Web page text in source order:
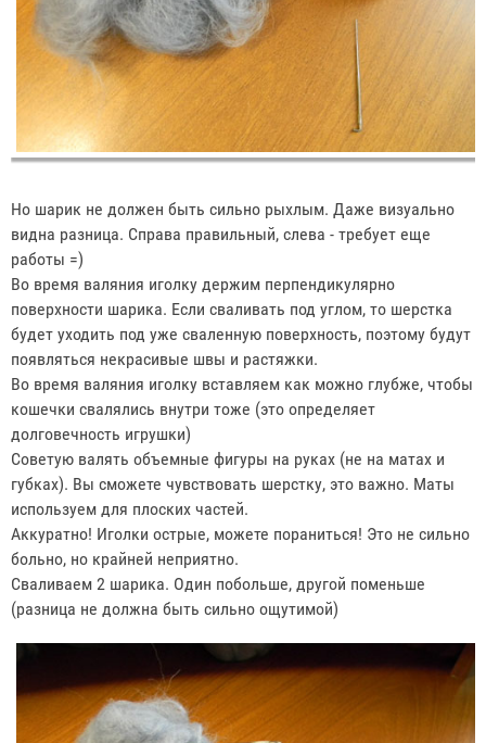
Но шарик не должен быть сильно рыхлым. Даже визуально
видна разница. Справа правильный, слева - требует еще
работы =)
Во время валяния иголку держим перпендикулярно
поверхности шарика. Если сваливать под углом, то шерстка
будет уходить под уже сваленную поверхность, поэтому будут
появляться некрасивые швы и растяжки.
Во время валяния иголку вставляем как можно глубже, чтобы
кошечки свалялись внутри тоже (это определяет
долговечность игрушки)
Советую валять объемные фигуры на руках (не на матах и
губках). Вы сможете чувствовать шерстку, это важно. Маты
используем для плоских частей.
Аккуратно! Иголки острые, можете пораниться! Это не сильно
больно, но крайней неприятно.
Сваливаем 2 шарика. Один побольше, другой поменьше
(разница не должна быть сильно ощутимой)